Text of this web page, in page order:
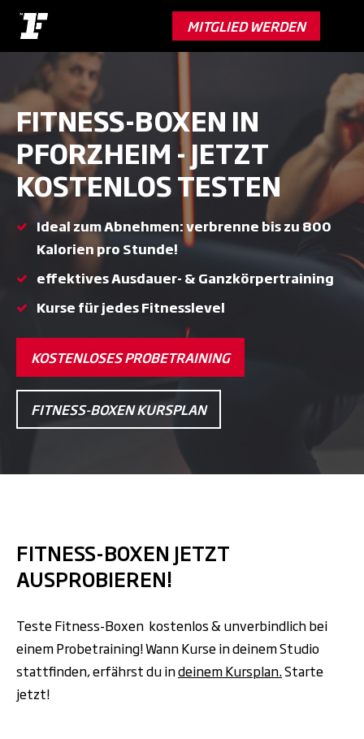
main
content
MITGLIED WERDEN
FITNESS-BOXEN IN
PFORZHEIM - JETZT
KOSTENLOS TESTEN
Ideal zum Abnehmen: verbrenne bis zu 800
Kalorien pro Stunde!
effektives Ausdauer- & Ganzkörpertraining
Kurse für jedes Fitnesslevel
KOSTENLOSES PROBETRAINING
FITNESS-BOXEN KURSPLAN
FITNESS-BOXEN JETZT
AUSPROBIEREN!
Teste Fitness-Boxen kostenlos & unverbindlich bei
einem Probetraining! Wann Kurse in deinem Studio
stattfinden, erfährst du indeinem Kursplan.Starte
jetzt!